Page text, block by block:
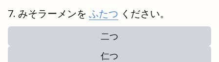
みそラーメンを ふたつ ください。
二つ
仁つ